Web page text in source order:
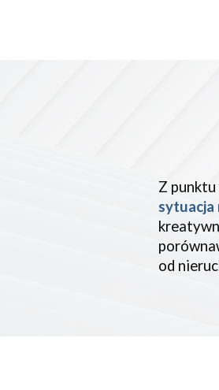
Z
sytuacja
od